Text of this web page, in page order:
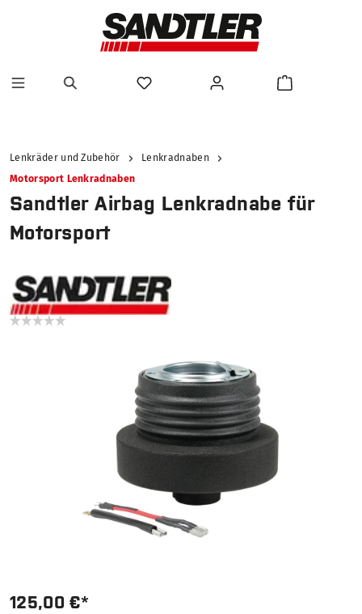
Lenkräder und Zubehör
Lenkradnaben
Motorsport Lenkradnaben
Sandtler Airbag Lenkradnabe für
Motorsport
Bildergalerie überspringen
125,00 €*